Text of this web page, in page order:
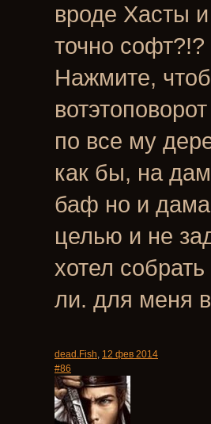
вроде Хасты
точно софт?!?
Нажмите,
по все му
как бы, на
баф но и
целью и не
хотел
ли. для меня
dead.Fish, 12 фев 2014
#86